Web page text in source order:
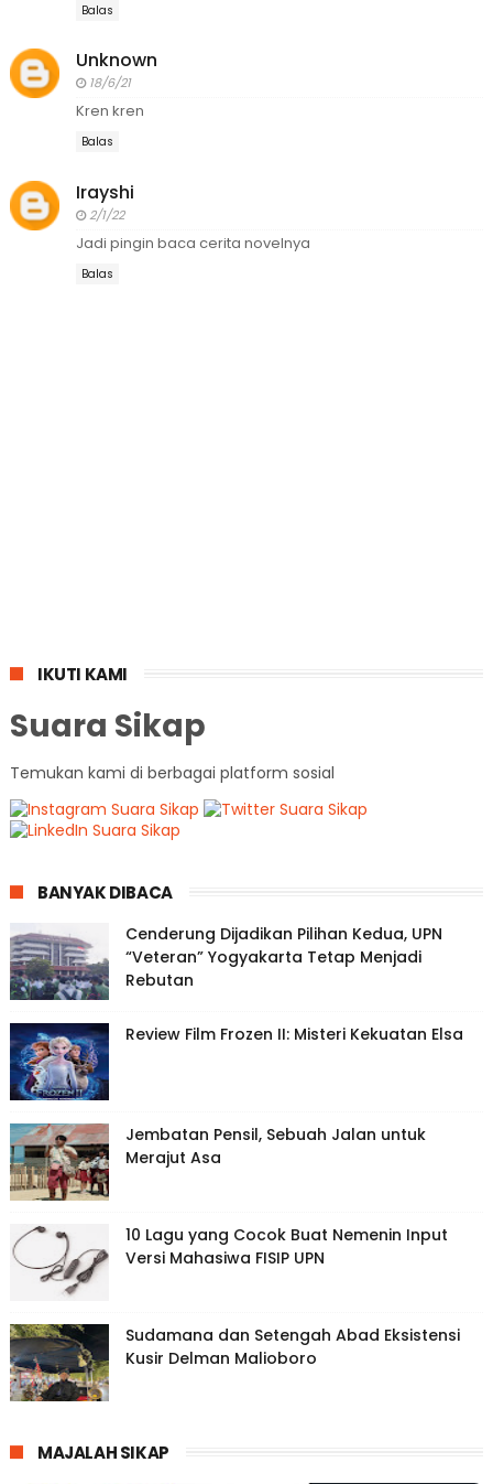
Balas
Unknown
18/6/21
Kren kren
Balas
Irayshi
2/1/22
Jadi pingin baca cerita novelnya
Balas
IKUTI KAMI
Suara Sikap
Temukan kami di berbagai platform sosial
BANYAK DIBACA
Cenderung Dijadikan Pilihan Kedua, UPN
“Veteran” Yogyakarta Tetap Menjadi
Rebutan
Review Film Frozen II: Misteri Kekuatan Elsa
Jembatan Pensil, Sebuah Jalan untuk
Merajut Asa
10 Lagu yang Cocok Buat Nemenin Input
Versi Mahasiwa FISIP UPN
Sudamana dan Setengah Abad Eksistensi
Kusir Delman Malioboro
MAJALAH SIKAP